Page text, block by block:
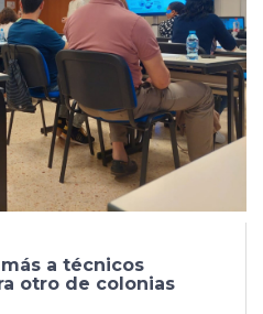
a técnicos
otro de colonias